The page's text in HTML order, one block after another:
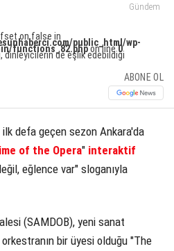
WhatsApp İhbar Hattı
Instagram
Gündem
on false in
public_html/wp-
functions_82.phpon line0
ABONE OL
defa geçen sezon Ankara'da
of the Opera" interaktif
eğlence var" sloganıyla
(SAMDOB), yeni sanat
bir üyesi olduğu "The